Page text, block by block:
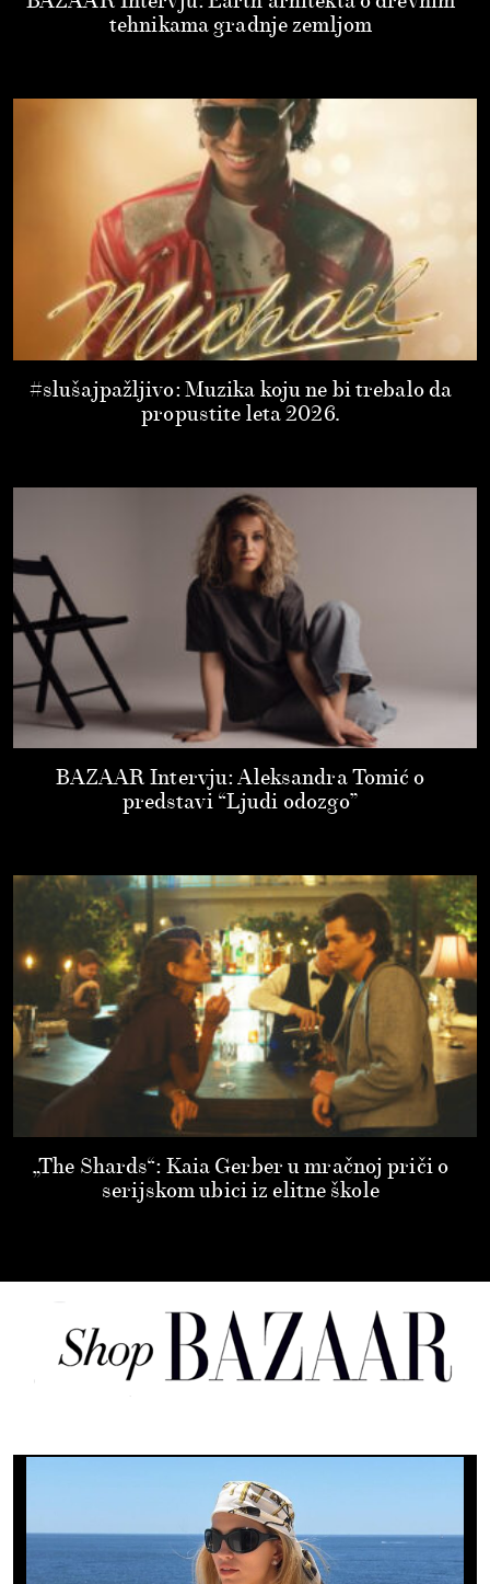
tehnikama gradnje zemljom
#slušajpažljivo: Muzika koju ne bi trebalo da
propustite leta 2026.
BAZAAR Intervju: Aleksandra Tomić o
predstavi “Ljudi odozgo”
„The Shards“: Kaia Gerber u mračnoj priči o
serijskom ubici iz elitne škole